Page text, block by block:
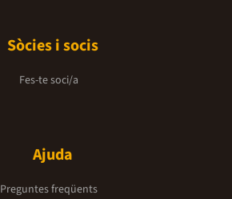
Sòcies i socis
Fes-te soci/a
Ajuda
Preguntes freqüents